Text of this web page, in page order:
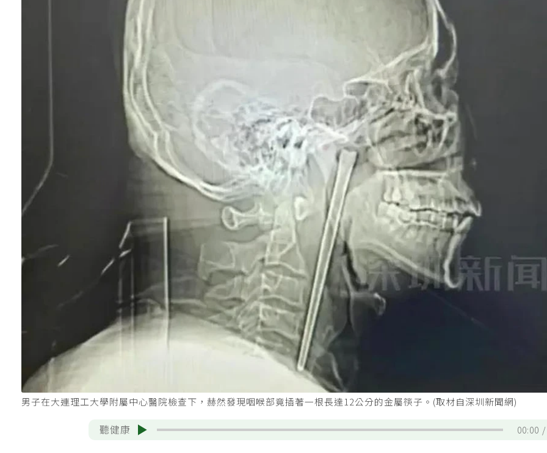
男子在大連理工大學附屬中心醫院檢查下，赫然發現咽喉部竟插著一根長達12公分的金屬筷子。(取材自深圳新聞網)
聽健康 00:00